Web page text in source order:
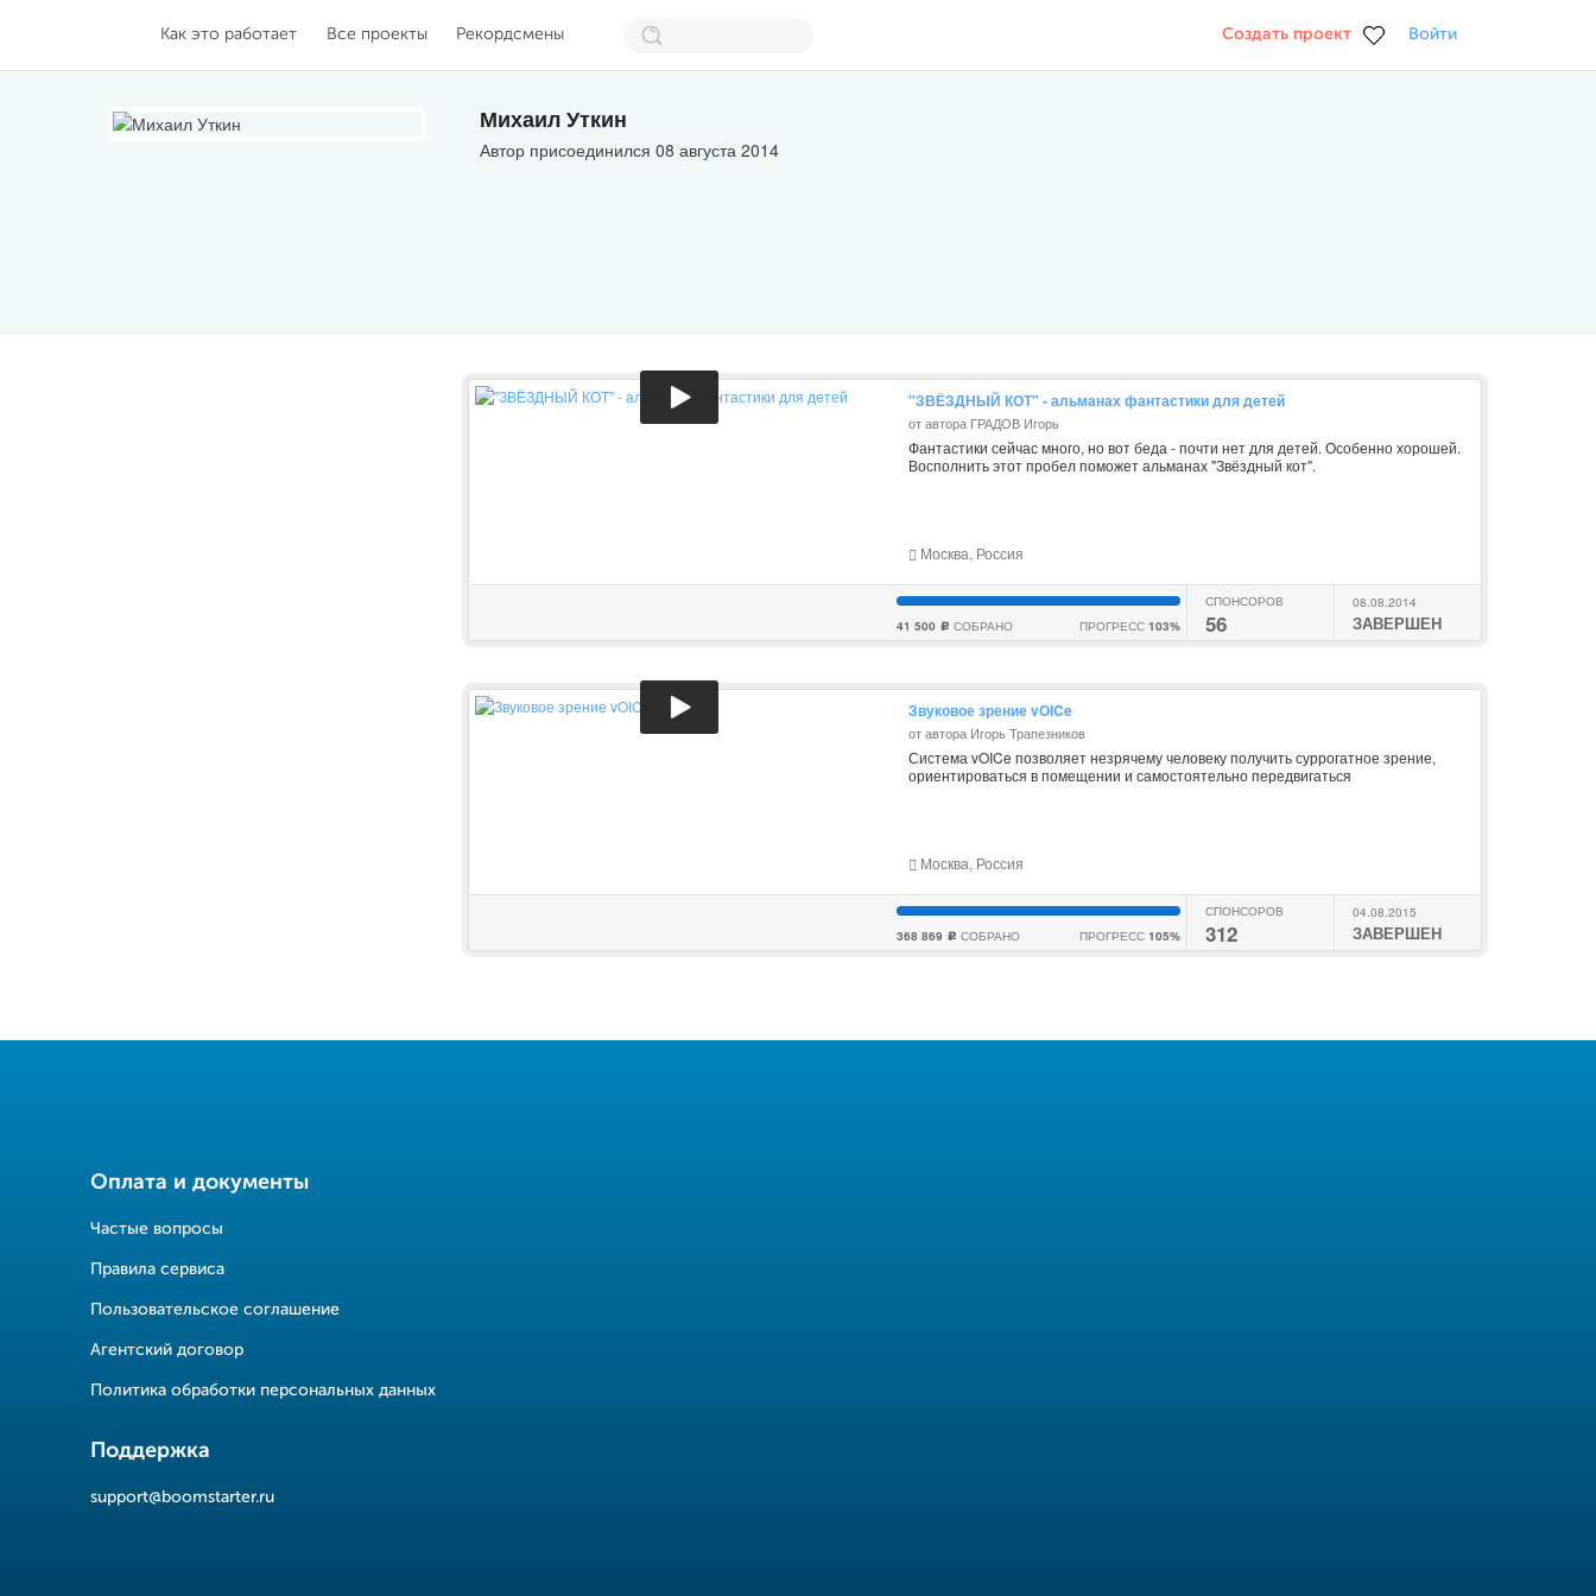
Как это работает Все проекты Рекордсмены Создать проект Войти
Михаил Уткин
Автор присоединился 08 августа 2014
"ЗВЁЗДНЫЙ КОТ" - альманах фантастики для детей
от автора ГРАДОВ Игорь
Фантастики сейчас много, но вот беда - почти нет для детей. Особенно хорошей.
Восполнить этот пробел поможет альманах "Звёздный кот".
Москва, Россия
41 500 c СОБРАНО ПРОГРЕСС 103%
СПОНСОРОВ
56
08.08.2014
ЗАВЕРШЕН
Звуковое зрение vOICe
от автора Игорь Трапезников
Система vOICe позволяет незрячему человеку получить суррогатное зрение,
ориентироваться в помещении и самостоятельно передвигаться
Москва, Россия
368 869 c СОБРАНО ПРОГРЕСС 105%
СПОНСОРОВ
312
04.08.2015
ЗАВЕРШЕН
Оплата и документы
Частые вопросы
Правила сервиса
Пользовательское соглашение
Агентский договор
Политика обработки персональных данных
Поддержка
support@boomstarter.ru